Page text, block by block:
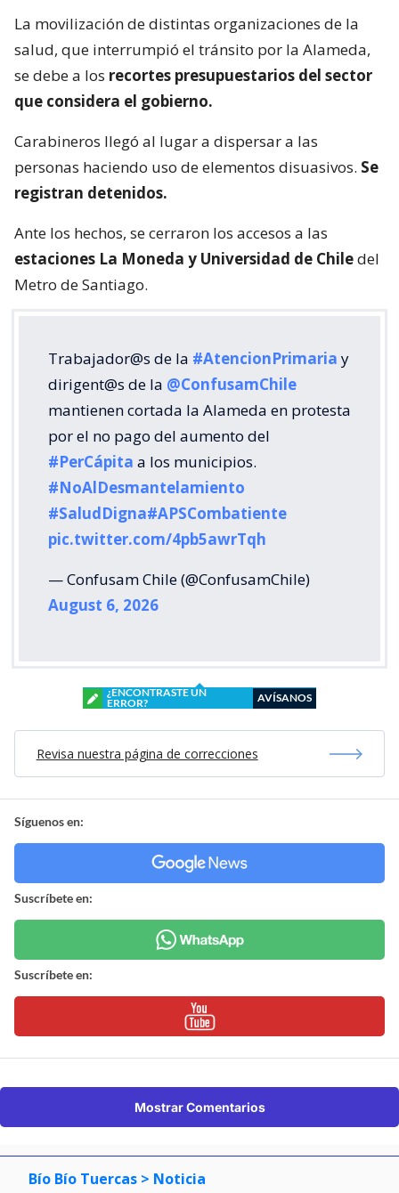
La movilización de distintas organizaciones de la
salud, que interrumpió el tránsito por la Alameda,
se debe a los recortes presupuestarios del sector
que considera el gobierno.
Carabineros llegó al lugar a dispersar a las
personas haciendo uso de elementos disuasivos. Se
registran detenidos.
Ante los hechos, se cerraron los accesos a las
estaciones La Moneda y Universidad de Chiledel
Metro de Santiago.
Trabajador@s de la #AtencionPrimaria y
dirigent@s de la @ConfusamChile
mantienen cortada la Alameda en protesta
por el no pago del aumento del
#PerCápita a los municipios.
#NoAlDesmantelamiento
#SaludDigna#APSCombatiente
pic.twitter.com/4pb5awrTqh
— Confusam Chile (@ConfusamChile)
August 6, 2026
¿ENCONTRASTE UN
ERROR?
AVÍSANOS
Revisa nuestra página de correcciones
Síguenos en:
Suscríbete en:
Suscríbete en:
Mostrar Comentarios
Bío Bío Tuercas > Noticia